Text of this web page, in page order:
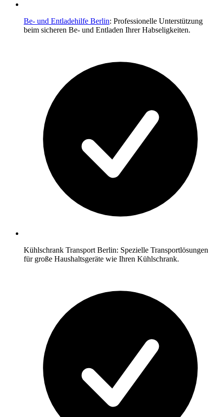
Be- und Entladehilfe Berlin: Professionelle Unterstützung
beim sicheren Be- und Entladen Ihrer Habseligkeiten.
Kühlschrank Transport Berlin: Spezielle Transportlösungen
für große Haushaltsgeräte wie Ihren Kühlschrank.